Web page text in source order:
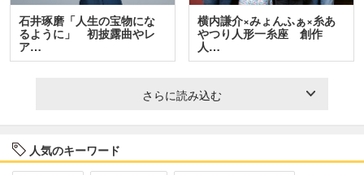
石井琢磨「人生の宝物にな
るように」 初披露曲やレ
ア…
横内謙介×みょんふぁ×糸あ
やつり人形一糸座 創作
人…
さらに読み込む
人気のキーワード